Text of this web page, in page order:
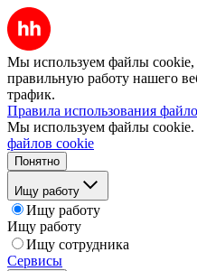
Мы используем файлы cookie,
правильную работу нашего
трафик.
Правила использования
Мы используем файлы cookie.
файлов cookie
Понятно
Ищу работу
Ищу работу
Ищу работу
Ищу сотрудника
Сервисы